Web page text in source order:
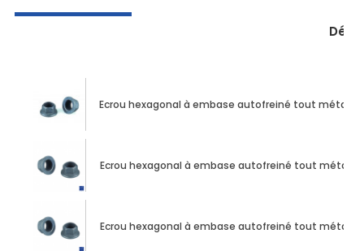
Ecrou hexagonal à embase autofreiné tout métal
Ecrou hexagonal à embase autofreiné tout métal
Ecrou hexagonal à embase autofreiné tout métal